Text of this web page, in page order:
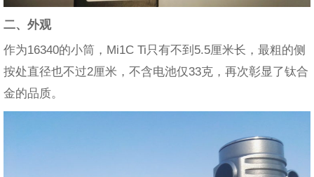
二、外观
作为16340的小筒，Mi1C Ti只有不到5.5厘米长，最粗的侧
按处直径也不过2厘米，不含电池仅33克，再次彰显了钛合
金的品质。